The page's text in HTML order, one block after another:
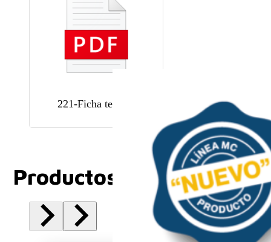
221-Ficha tecnica
Productos Relacionados